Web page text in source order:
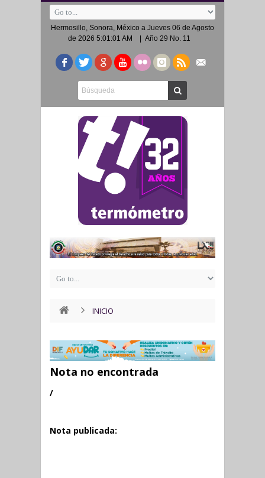
Hermosillo, Sonora, México a Jueves 06 de Agosto
de 2026 5:01:01 AM
| Año 29 No. 11
INICIO
Nota no encontrada
/
Nota publicada: